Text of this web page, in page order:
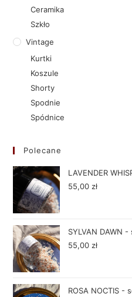
Ceramika
Szkło
Vintage
Kurtki
Koszule
Shorty
Spodnie
Spódnice
Polecane
LAVENDER
55,00 zł
SYLVAN DAWN
55,00 zł
ROSA NOCTIS -